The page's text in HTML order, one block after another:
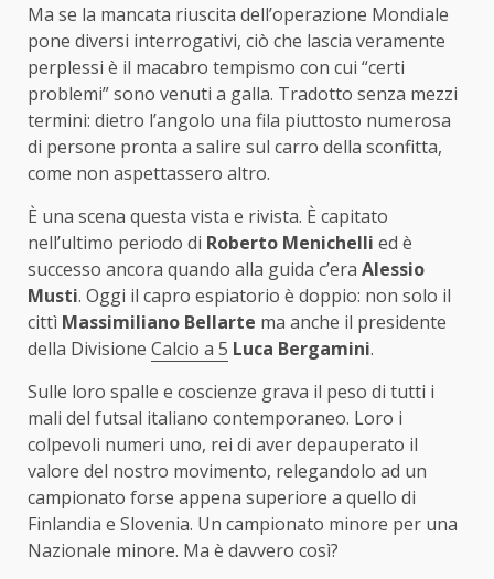
Ma se la mancata riuscita dell’operazione Mondiale
pone diversi interrogativi, ciò che lascia veramente
perplessi è il macabro tempismo con cui “certi
problemi” sono venuti a galla. Tradotto senza mezzi
termini: dietro l’angolo una fila piuttosto numerosa
di persone pronta a salire sul carro della sconfitta,
come non aspettassero altro.
È una scena questa vista e rivista. È capitato
nell’ultimo periodo di Roberto Menichelli ed è
successo ancora quando alla guida c’era Alessio
Musti. Oggi il capro espiatorio è doppio: non solo il
cittì Massimiliano Bellarte ma anche il presidente
della Divisione Calcio a 5 Luca Bergamini.
Sulle loro spalle e coscienze grava il peso di tutti i
mali del futsal italiano contemporaneo. Loro i
colpevoli numeri uno, rei di aver depauperato il
valore del nostro movimento, relegandolo ad un
campionato forse appena superiore a quello di
Finlandia e Slovenia. Un campionato minore per una
Nazionale minore. Ma è davvero così?